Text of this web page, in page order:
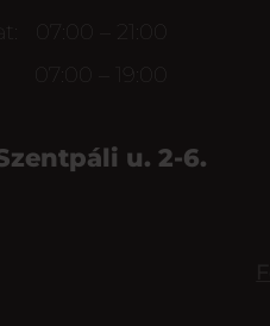
07:00 – 21:00
07:00 – 19:00
u. 2-6.